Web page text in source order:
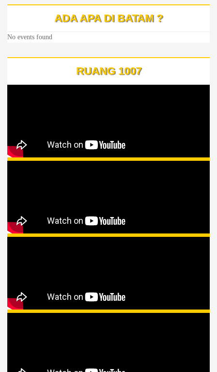
ADA APA DI BATAM ?
No events found
RUANG 1007